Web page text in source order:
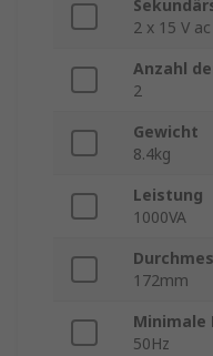
2 x 15 V ac
Anzahl
2
Gewicht
8.4kg
Leistung
1000VA
172mm
Minimale
50Hz